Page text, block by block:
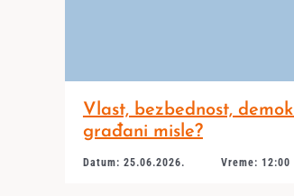
Vlast, bezbednost,
građani misle?
Datum: 25.06.2026. Vreme: 12:00